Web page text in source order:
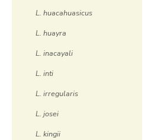
L. huacahuasicus
L. huayra
L. inacayali
L. inti
L. irregularis
L. josei
L. kingii